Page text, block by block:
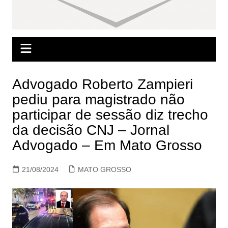
Advogado Roberto Zampieri
pediu para magistrado não
participar de sessão diz trecho
da decisão CNJ – Jornal
Advogado – Em Mato Grosso
21/08/2024 MATO GROSSO